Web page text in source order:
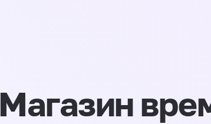
Магазин